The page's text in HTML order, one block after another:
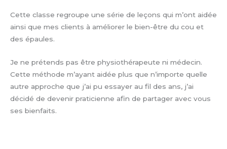
Cette classe regroupe une série de leçons qui m’ont aidée
ainsi que mes clients à améliorer le bien-être du cou et
des épaules.
Je ne prétends pas être physiothérapeute ni médecin.
Cette méthode m’ayant aidée plus que n’importe quelle
autre approche que j’ai pu essayer au fil des ans, j’ai
décidé de devenir praticienne afin de partager avec vous
ses bienfaits.